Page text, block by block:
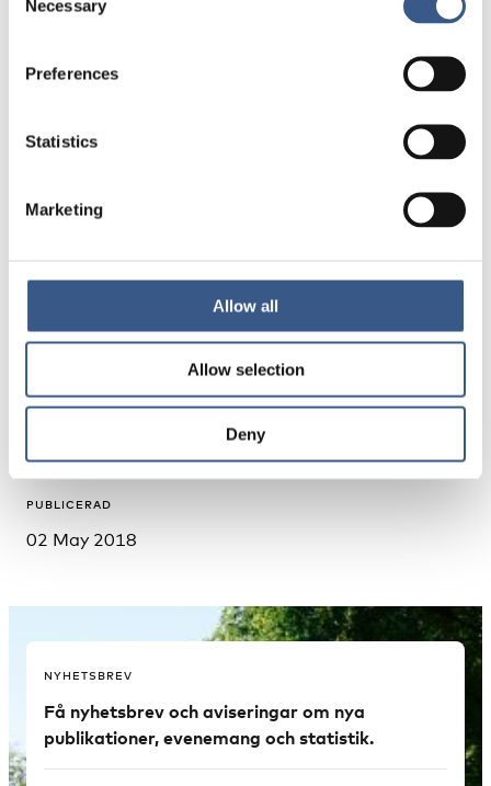
Selection
Necessary
Preferences
Statistics
Marketing
Allow all
Allow selection
Deny
Samla och sprida statistik om upplevda behov
hos nyanlända med funktionsnedsättningar
Utveckla och testa nya metoder för mottagande
Projektets ambition är att sprida den utvecklade
arbetar med målgruppen. Tanken är att på sikt
etablera, upprätthålla och utvärdera samverkan
mellan myndighetsaktörer och civilsamhället.
PUBLICERAD
02 May 2018
NYHETSBREV
Få nyhetsbrev och aviseringar om nya
publikationer, evenemang och statistik.